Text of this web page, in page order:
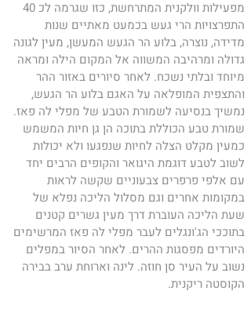
התפרצויות הרי געש בכמעט מאתיים שנות
מדידה, נוצרה, בלוע הר הגעש המעשן, מעין לגונה
גדולה ומרהיבה המשווה אל המקום הילה ומראה
מיוחד ובלתי נשכח. לאחר סיורים באזור ההר
והתצפית המופלאה על האגם בלוע הר הגעש,
נמשיך בנסיעה לשמורת הטבע של מפלי לה פאז.
שמורת טבע הכוללת בתוכה הן גן חיות המשמש
כמעין מקלט הצלה לחיות שנפגעו ולא יכולות
לשוב לטבע דוגמת היגואר והקופים הרבים יחד
עם אלפי פרפרים צבעוניים שקשה לראות
במקומות אחרים וגם מסלול הליכה נפלא של
שעת הליכה העוברת דרך מעין גשרים קטנים
בתוככי הג'ונגלים לעבר מפלי לה פאז המרשימים
היורדים מפסגות ההרים. לאחר הסיור במפלים
נשוב על העיר סן חוזה. לינה וארוחת ערב בבירה
הקוסטה ריקנית.